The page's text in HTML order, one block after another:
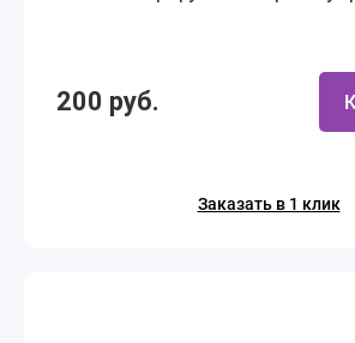
200 руб.
Заказать в 1 клик